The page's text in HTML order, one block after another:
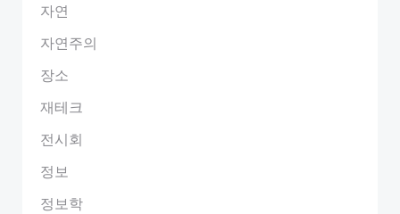
자연
자연주의
장소
재테크
전시회
정보
정보학